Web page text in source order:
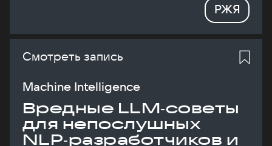
РЖЯ
Смотреть запись
Machine Intelligence
Вредные LLM‑советы
для непослушных
NLP‑разработчиков и